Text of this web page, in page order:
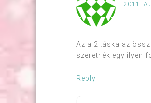
2011.
Az a 2 táska az
szeretnék egy ilyen
Reply